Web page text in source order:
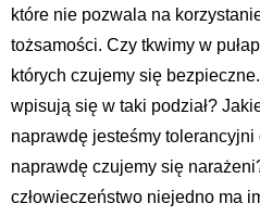
które nie pozwala na
tożsamości. Czy tkwimy w
których czujemy się
wpisują się w taki podział?
naprawdę jesteśmy tolerancyjni
naprawdę czujemy się
człowieczeństwo niejedno ma